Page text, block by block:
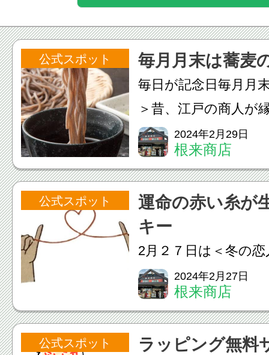
公式スポット 毎月月末は蕎麦
毎日が記念日毎月月
＞昔、江戸の商人が
蕎麦を食べたことか
連合が制定したとの
い蕎麦をいただいた
がたまらないんだ！
い...
2024年2月29日
根来商店
公式スポット
運命の赤い糸が
キー
2月２７日は＜冬の
タインデーとホワイ
ん中の日で、２人の
（7） の語呂合わせ
日、何かの記念日
2024年2月27日
根来商店
公式スポット ラッピング無料